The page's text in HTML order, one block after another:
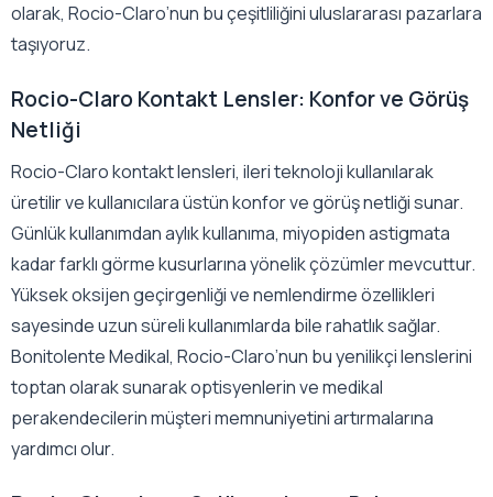
olarak, Rocio-Claro’nun bu çeşitliliğini uluslararası pazarlara
taşıyoruz.
Rocio-Claro Kontakt Lensler: Konfor ve Görüş
Netliği
Rocio-Claro kontakt lensleri, ileri teknoloji kullanılarak
üretilir ve kullanıcılara üstün konfor ve görüş netliği sunar.
Günlük kullanımdan aylık kullanıma, miyopiden astigmata
kadar farklı görme kusurlarına yönelik çözümler mevcuttur.
Yüksek oksijen geçirgenliği ve nemlendirme özellikleri
sayesinde uzun süreli kullanımlarda bile rahatlık sağlar.
Bonitolente Medikal, Rocio-Claro’nun bu yenilikçi lenslerini
toptan olarak sunarak optisyenlerin ve medikal
perakendecilerin müşteri memnuniyetini artırmalarına
yardımcı olur.